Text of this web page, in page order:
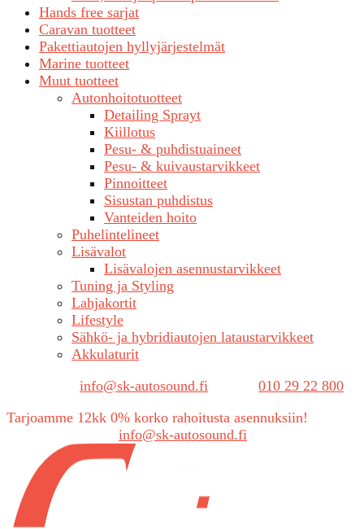
Hands free sarjat
Caravan tuotteet
Pakettiautojen hyllyjärjestelmät
Marine tuotteet
Muut tuotteet
Autonhoitotuotteet
Detailing Sprayt
Kiillotus
Pesu- & puhdistuaineet
Pesu- & kuivaustarvikkeet
Pinnoitteet
Sisustan puhdistus
Vanteiden hoito
Puhelintelineet
Lisävalot
Lisävalojen asennustarvikkeet
Tuning ja Styling
Lahjakortit
Lifestyle
Sähkö- ja hybridiautojen lataustarvikkeet
Akkulaturit
info@sk-autosound.fi
010 29 22 800
Tarjoamme 12kk 0% korko rahoitusta asennuksiin!
info@sk-autosound.fi